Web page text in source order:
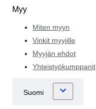
Myy
Miten myyn
Vinkit myyjille
Myyjän ehdot
Yhteistyökumppanit